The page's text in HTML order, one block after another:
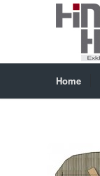
Home